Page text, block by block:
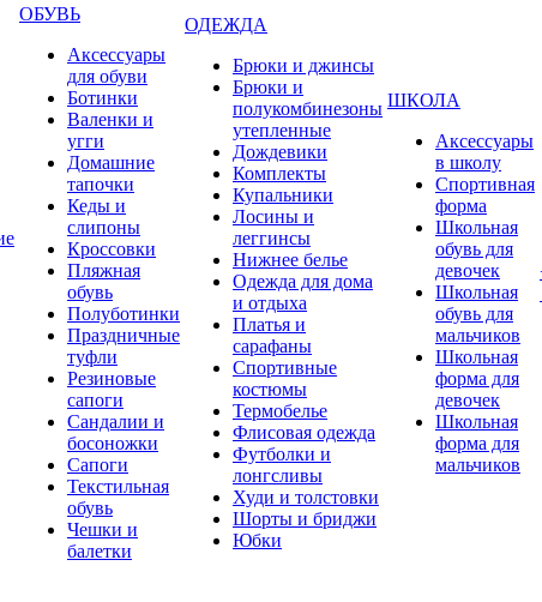
ОБУВЬ
Аксессуары
для обуви
Ботинки
Валенки и
угги
Домашние
тапочки
Кеды и
слипоны
Кроссовки
Пляжная
обувь
Полуботинки
Праздничные
туфли
Резиновые
сапоги
Сандалии и
босоножки
Сапоги
Текстильная
обувь
Чешки и
балетки
ОДЕЖДА
Брюки и джинсы
Брюки и
полукомбинезоны
утепленные
Дождевики
Комплекты
Купальники
Лосины и
леггинсы
Нижнее белье
Одежда для дома
и отдыха
Платья и
сарафаны
Спортивные
костюмы
Термобелье
Флисовая одежда
Футболки и
лонгсливы
Худи и толстовки
Шорты и бриджи
Юбки
ШКОЛА
Аксессуары
в школу
Спортивная
форма
Школьная
обувь для
девочек
Школьная
обувь для
мальчиков
Школьная
форма для
девочек
Школьная
форма для
мальчиков